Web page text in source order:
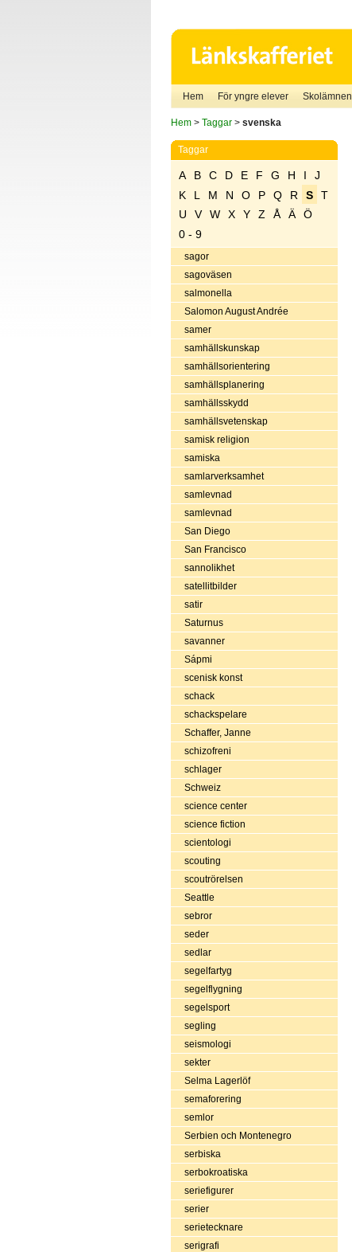
Hem För yngre elever Skolämnen
Hem> Taggar> svenska
Taggar
A B C D E F G H I
J
K
L M N O P Q R S
T
U
V W X Y Z Å Ä
Ö
0 - 9
sagor
sagoväsen
salmonella
Salomon August Andrée
samer
samhällskunskap
samhällsorientering
samhällsplanering
samhällsskydd
samhällsvetenskap
samisk religion
samiska
samlarverksamhet
samlevnad
samlevnad
San Diego
San Francisco
sannolikhet
satellitbilder
satir
Saturnus
savanner
Sápmi
scenisk konst
schack
schackspelare
Schaffer, Janne
schizofreni
schlager
Schweiz
science center
science fiction
scientologi
scouting
scoutrörelsen
Seattle
sebror
seder
sedlar
segelfartyg
segelflygning
segelsport
segling
seismologi
sekter
Selma Lagerlöf
semaforering
semlor
Serbien och Montenegro
serbiska
serbokroatiska
seriefigurer
serier
serietecknare
serigrafi